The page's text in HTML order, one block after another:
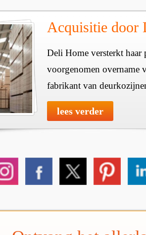
Acquisitie door
Deli Home versterkt haar
voorgenomen overname
fabrikant van
lees verder